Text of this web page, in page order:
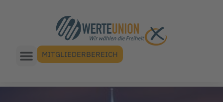
MITGLIEDERBEREICH